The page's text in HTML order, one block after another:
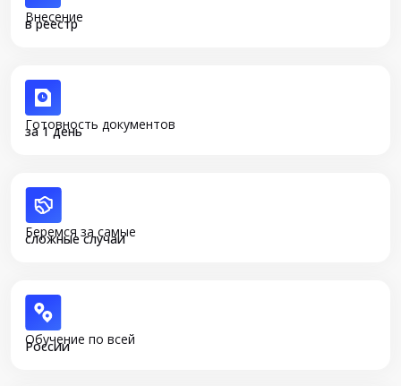
Внесение
в реестр
Готовность документов
за 1 день
Беремся за самые
сложные случаи
Обучение по всей
России